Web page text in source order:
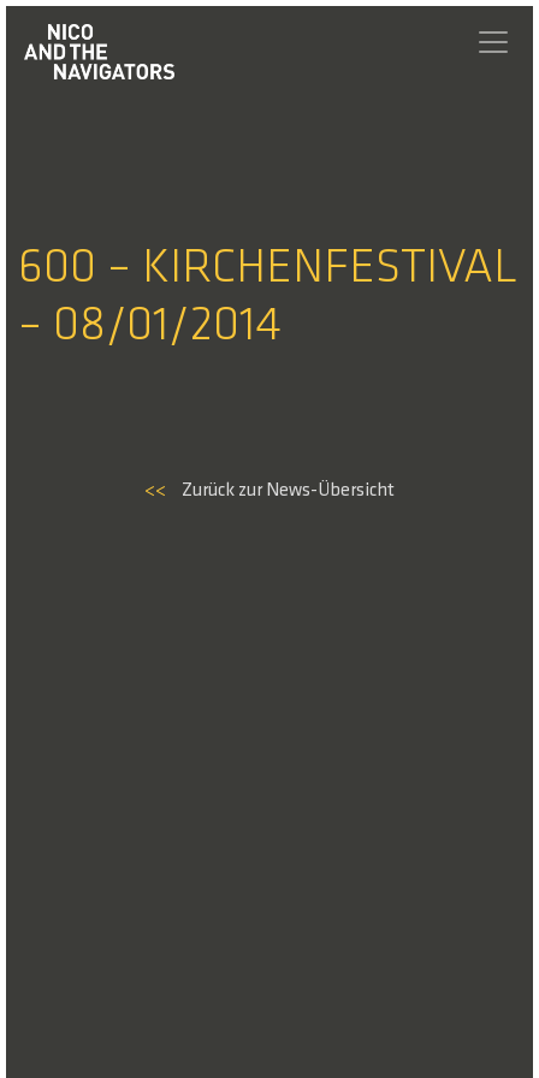
600 – KIRCHENFESTIVAL
– 08/01/2014
<< Zurück zur News-Übersicht